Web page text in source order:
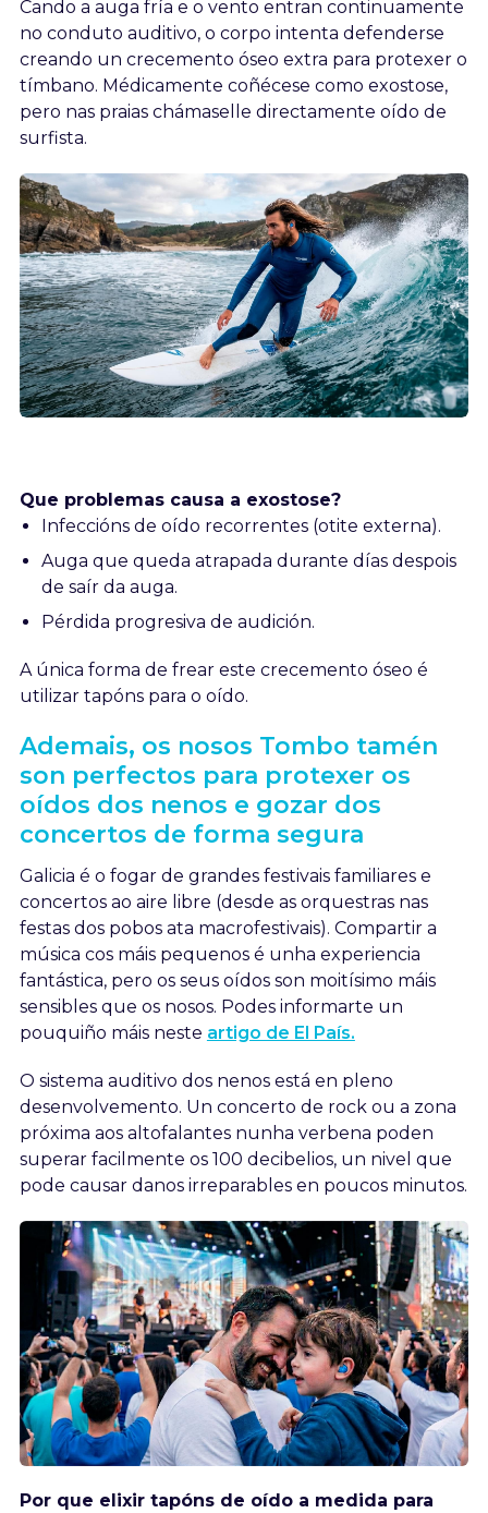
Cando a auga fría e o vento entran continuamente
no conduto auditivo, o corpo intenta defenderse
creando un crecemento óseo extra para protexer o
tímbano. Médicamente coñécese como exostose,
pero nas praias chámaselle directamente oído de
surfista.
Que problemas causa a exostose?
Infeccións de oído recorrentes (otite externa).
Auga que queda atrapada durante días despois
de saír da auga.
Pérdida progresiva de audición.
A única forma de frear este crecemento óseo é
utilizar tapóns para o oído.
Ademais, os nosos Tombo tamén
son perfectos para protexer os
oídos dos nenos e gozar dos
concertos de forma segura
Galicia é o fogar de grandes festivais familiares e
concertos ao aire libre (desde as orquestras nas
festas dos pobos ata macrofestivais). Compartir a
música cos máis pequenos é unha experiencia
fantástica, pero os seus oídos son moitísimo máis
sensibles que os nosos. Podes informarte un
pouquiño máis neste artigo de El País.
O sistema auditivo dos nenos está en pleno
desenvolvemento. Un concerto de rock ou a zona
próxima aos altofalantes nunha verbena poden
superar facilmente os 100 decibelios, un nivel que
pode causar danos irreparables en poucos minutos.
Por que elixir tapóns de oído a medida para